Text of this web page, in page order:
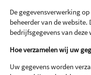
De gegevensverwerking
beheerder van de
bedrijfsgegevens van deze
Hoe verzamelen wij uw
Uw gegevens worden